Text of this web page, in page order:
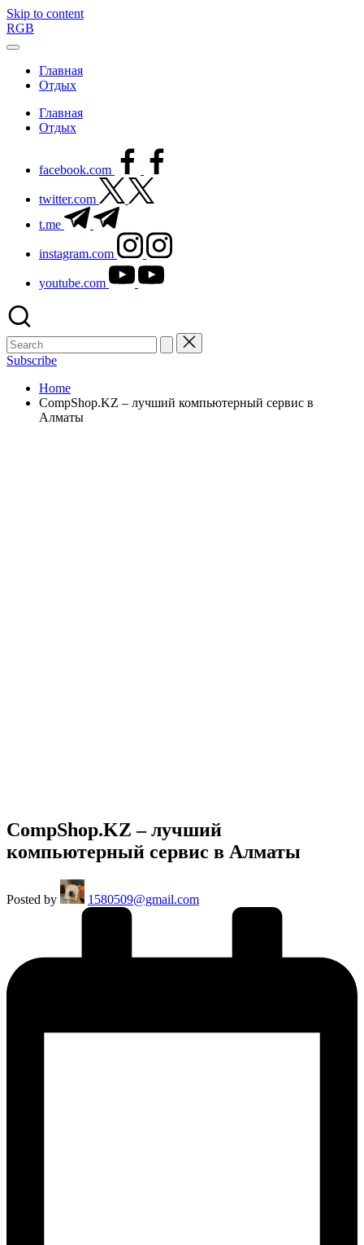
Skip to content
RGB
Главная
Отдых
Главная
Отдых
facebook.com
twitter.com
t.me
instagram.com
youtube.com
Subscribe
Home
CompShop.KZ – лучший компьютерный сервис в
Алматы
CompShop.KZ – лучший
компьютерный сервис в Алматы
Posted by 1580509@gmail.com